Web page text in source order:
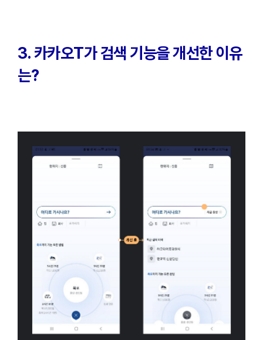
3. 카카오T가 검색 기능을 개선한 이유
는?